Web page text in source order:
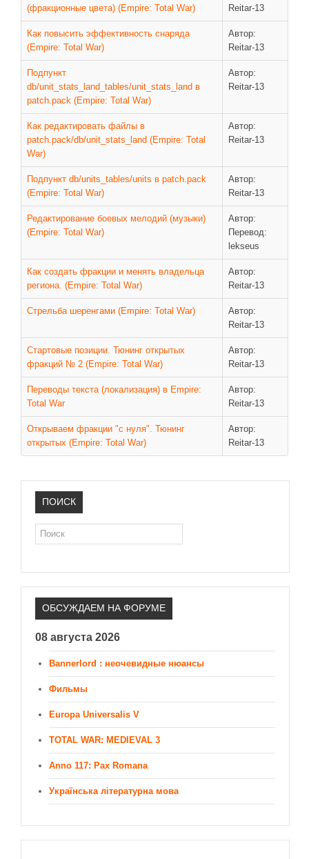
Warhammer 40.000: Dawn of War
Серия игр «История войн»
Серия игр «King Arthur»
КРЕАТИВ
Блоги о рыбалке
Черный Гетман (роман)
ИСТОРИЯ
Наше время
Крестовые походы
Античность
Средние века
(фракционные цвета) (Empire: Total War)
Reitar-13
Как повысить эффективность снаряда
(Empire: Total War)
Автор:
Reitar-13
Подпункт
db/unit_stats_land_tables/unit_stats_land в
patch.pack (Empire: Total War)
Автор:
Reitar-13
Как редактировать файлы в
patch.pack/db/unit_stats_land (Empire: Total
War)
Автор:
Reitar-13
Подпункт db/units_tables/units в patch.pack
(Empire: Total War)
Автор:
Reitar-13
Редактирование боевых мелодий (музыки)
(Empire: Total War)
Автор:
Перевод:
lekseus
Как создать фракции и менять владельца
региона. (Empire: Total War)
Автор:
Reitar-13
Стрельба шеренгами (Empire: Total War)
Автор:
Reitar-13
Стартовые позиции. Тюнинг открытых
фракций № 2 (Empire: Total War)
Автор:
Reitar-13
Переводы текста (локализация) в Empire:
Total War
Автор:
Reitar-13
Открываем фракции "с нуля". Тюнинг
открытых (Empire: Total War)
Автор:
Reitar-13
ПОИСК
Поиск
ОБСУЖДАЕМ НА ФОРУМЕ
08 августа 2026
Bannerlord : неочевидные нюансы
Фильмы
Europa Universalis V
TOTAL WAR: MEDIEVAL 3
Anno 117: Pax Romana
Українська літературна мова